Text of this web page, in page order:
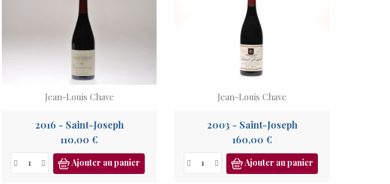
Jean-Louis Chave
2016 - Saint-Joseph
110,00 €
Ajouter au panier
Jean-Louis Chave
2003 - Saint-Joseph
160,00 €Prix
Ajouter au panier